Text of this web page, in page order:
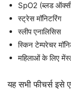
SpO2 (ब्लड
स्ट्रेस मॉनिटरिंग
स्लीप एनालिसिस
स्किन टेम्परेचर
महिलाओं के लिए
यह सभी फीचर्स इसे